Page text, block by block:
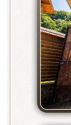
2-місний економ
4-місний економ